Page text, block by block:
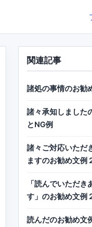
関連記事
諸処の事情のお勧
諸々承知しました
とNG例
諸々ご対応いただ
ますのお勧め文例
「読んでいただ
す」のお勧め文例
読んだのお勧め文